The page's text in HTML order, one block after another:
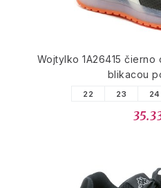
Wojtylko 1A26415
blikacou
22 23 24